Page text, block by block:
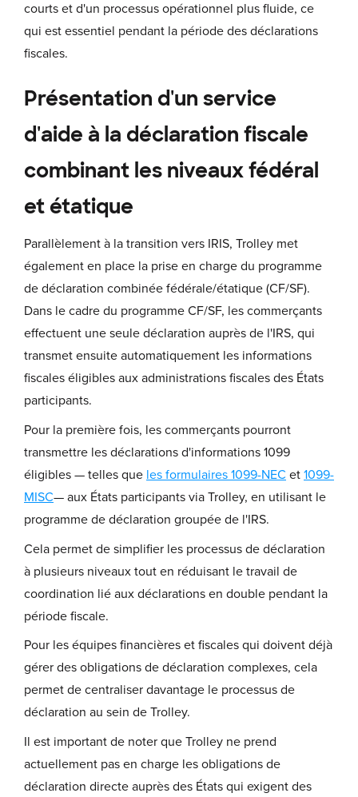
courts et d'un processus opérationnel plus fluide, ce
qui est essentiel pendant la période des déclarations
fiscales.
Présentation d'un service
d'aide à la déclaration fiscale
combinant les niveaux fédéral
et étatique
Parallèlement à la transition vers IRIS, Trolley met
également en place la prise en charge du programme
de déclaration combinée fédérale/étatique (CF/SF).
Dans le cadre du programme CF/SF, les commerçants
effectuent une seule déclaration auprès de l'IRS, qui
transmet ensuite automatiquement les informations
fiscales éligibles aux administrations fiscales des États
participants.
Pour la première fois, les commerçants pourront
transmettre les déclarations d'informations 1099
éligibles — telles que les formulaires 1099-NEC et 1099-
MISC— aux États participants via Trolley, en utilisant le
programme de déclaration groupée de l'IRS.
Cela permet de simplifier les processus de déclaration
à plusieurs niveaux tout en réduisant le travail de
coordination lié aux déclarations en double pendant la
période fiscale.
Pour les équipes financières et fiscales qui doivent déjà
gérer des obligations de déclaration complexes, cela
permet de centraliser davantage le processus de
déclaration au sein de Trolley.
Il est important de noter que Trolley ne prend
actuellement pas en charge les obligations de
déclaration directe auprès des États qui exigent des